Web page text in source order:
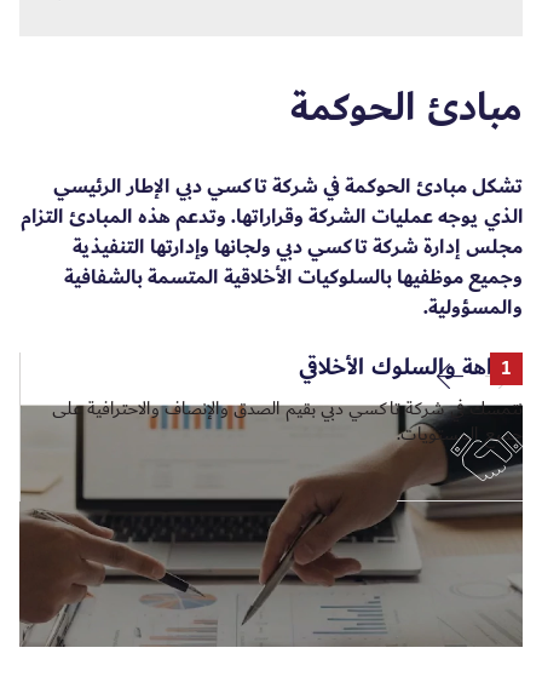
مبادئ الحوكمة
تشكل مبادئ الحوكمة في شركة تاكسي دبي الإطار الرئيسي
الذي يوجه عمليات الشركة وقراراتها. وتدعم هذه المبادئ التزام
مجلس إدارة شركة تاكسي دبي ولجانها وإدارتها التنفيذية
وجميع موظفيها بالسلوكيات الأخلاقية المتسمة بالشفافية
والمسؤولية.
1
النزاهة والسلوك الأخلاقي
نتمسك في شركة تاكسي دبي بقيم الصدق والإنصاف والاحترافية على
جميع المستويات.